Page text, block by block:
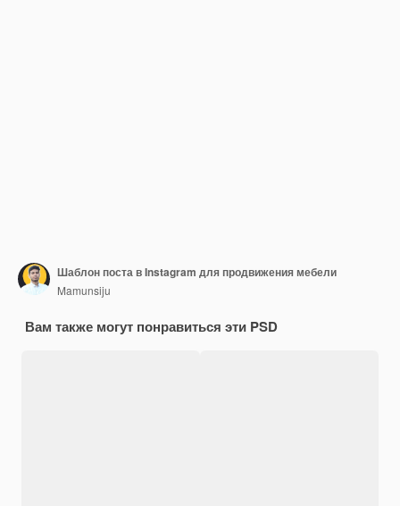
Шаблон поста в Instagram для продвижения мебели
Mamunsiju
Вам также могут понравиться эти PSD